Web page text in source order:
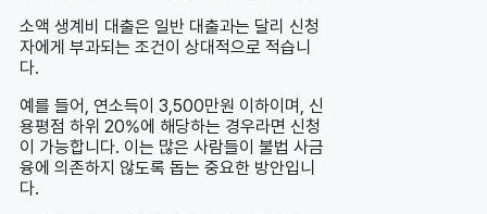
소액 생계비 대출은 일반 대출과는 달리 신청
자에게 부과되는 조건이 상대적으로 적습니
다.
예를 들어, 연소득이 3,500만원 이하이며, 신
용평점 하위 20%에 해당하는 경우라면 신청
이 가능합니다. 이는 많은 사람들이 불법 사금
융에 의존하지 않도록 돕는 중요한 방안입니
다.